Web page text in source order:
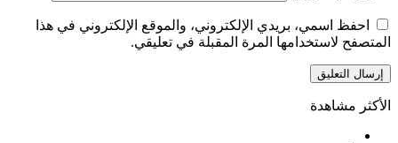
احفظ اسمي، بريدي الإلكتروني، والموقع الإلكتروني في هذا
المتصفح لاستخدامها المرة المقبلة في تعليقي.
الأكثر مشاهدة